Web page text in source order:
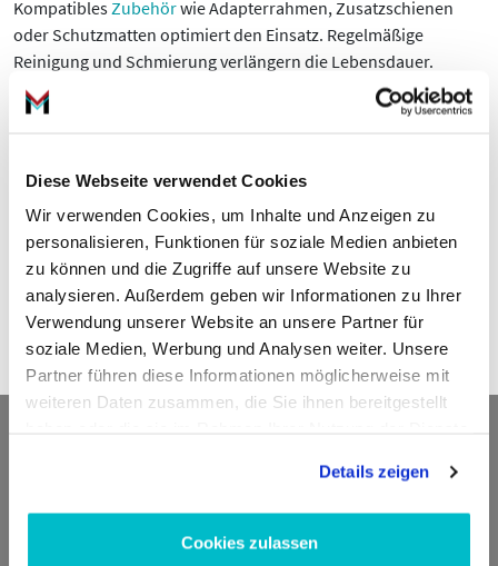
Diese Webseite verwendet Cookies
Wir verwenden Cookies, um Inhalte und Anzeigen zu
personalisieren, Funktionen für soziale Medien anbieten
zu können und die Zugriffe auf unsere Website zu
analysieren. Außerdem geben wir Informationen zu Ihrer
Verwendung unserer Website an unsere Partner für
soziale Medien, Werbung und Analysen weiter. Unsere
Partner führen diese Informationen möglicherweise mit
weiteren Daten zusammen, die Sie ihnen bereitgestellt
Details zeigen
Cookies zulassen
KompatiblesZubehörwie Adapterrahmen, Zusatzschienen
oder Schutzmatten optimiert den Einsatz. Regelmäßige
Reinigung und Schmierung verlängern die Lebensdauer.
Beachten Sie die Herstellerangaben zur
Belastbarkeitund
zulässigen Radgrößen.
passende Lösung für Ihr Fahrzeug oder Ihre Werkstatt zu
finden. Sprechen Sie uns an für technische Beratung,
Montagehinweise und kompatibles Zubehör
Kurzer Handlungsaufruf
Kontaktieren Sie unser Team für Beratung oder prüfen Sie
passende Fahrradträger für Ihre Fahrzeugflotte.
73730 Esslingen am Neckar